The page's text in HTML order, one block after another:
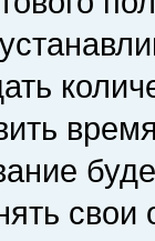
свои